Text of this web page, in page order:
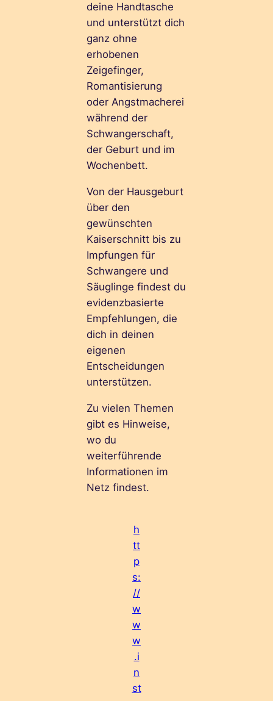
deine Handtasche
und unterstützt dich
ganz ohne
erhobenen
Zeigefinger,
Romantisierung
oder Angstmacherei
während der
Schwangerschaft,
der Geburt und im
Wochenbett.
Von der Hausgeburt
über den
gewünschten
Kaiserschnitt bis zu
Impfungen für
Schwangere und
Säuglinge findest du
evidenzbasierte
Empfehlungen, die
dich in deinen
eigenen
Entscheidungen
unterstützen.
Zu vielen Themen
gibt es Hinweise,
wo du
weiterführende
Informationen im
Netz findest.
h
tt
p
s:
//
w
w
w
.i
n
st